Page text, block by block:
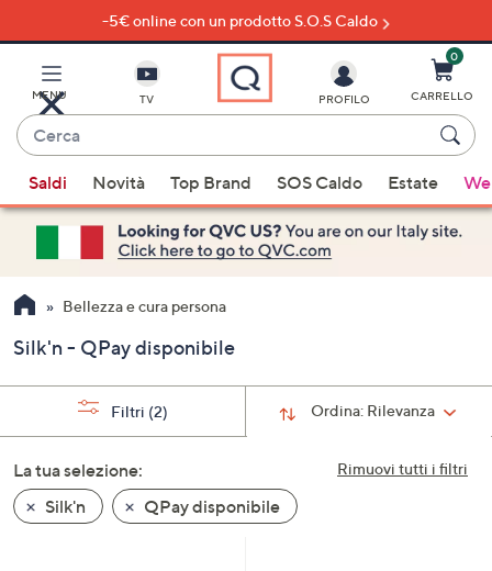
al
principale
-5€ online con un prodotto S.O.S Caldo
MENU TV
Cerca
sono
disponibili
suggerimenti,
usa
i
freccia
su
giù
oppure
scorri
a
PROFILO
0
CARRELLO
Saldi Novità Top Brand SOS Caldo Estate
Bellezza e cura persona
Silk'n - QPay disponibile
Ordina: Rilevanza
Filtri (2)
Rimuovi tutti i filtri
La tua selezione:
Silk'n
QPay disponibile